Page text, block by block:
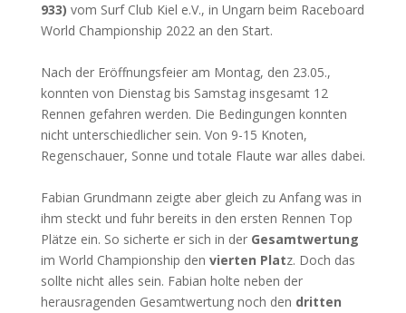
933) vom Surf Club Kiel e.V., in Ungarn beim Raceboard
World Championship 2022 an den Start.
Nach der Eröffnungsfeier am Montag, den 23.05.,
konnten von Dienstag bis Samstag insgesamt 12
Rennen gefahren werden. Die Bedingungen konnten
nicht unterschiedlicher sein. Von 9-15 Knoten,
Regenschauer, Sonne und totale Flaute war alles dabei.
Fabian Grundmann zeigte aber gleich zu Anfang was in
ihm steckt und fuhr bereits in den ersten Rennen Top
Plätze ein. So sicherte er sich in der Gesamtwertung
im World Championship den vierten Platz. Doch das
sollte nicht alles sein. Fabian holte neben der
herausragenden Gesamtwertung noch den dritten